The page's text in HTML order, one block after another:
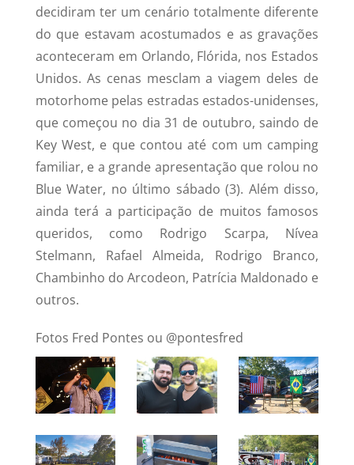
decidiram ter um cenário totalmente diferente
do que estavam acostumados e as gravações
aconteceram em Orlando, Flórida, nos Estados
Unidos. As cenas mesclam a viagem deles de
motorhome pelas estradas estados-unidenses,
que começou no dia 31 de outubro, saindo de
Key West, e que contou até com um camping
familiar, e a grande apresentação que rolou no
Blue Water, no último sábado (3). Além disso,
ainda terá a participação de muitos famosos
queridos, como Rodrigo Scarpa, Nívea
Stelmann, Rafael Almeida, Rodrigo Branco,
Chambinho do Arcodeon, Patrícia Maldonado e
outros.
Fotos Fred Pontes ou @pontesfred